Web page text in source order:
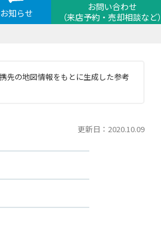
お知らせ
お問い合わせ
（来店予約・売却相談など）
先の地図情報をもとに生成した参考
更新日：2020.10.09